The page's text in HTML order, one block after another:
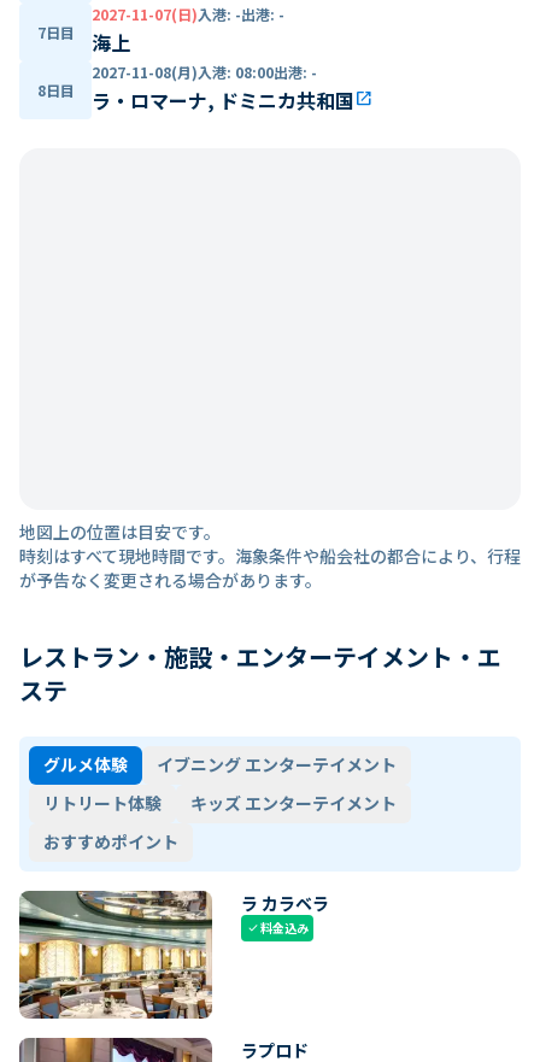
7日目
2027-11-07(日)入港: -出港: -
海上
8日目
2027-11-08(月)入港: 08:00出港: -
ラ・ロマーナ, ドミニカ共和国open_in_new
地図上の位置は目安です。
時刻はすべて現地時間です。海象条件や船会社の都合により、行程
が予告なく変更される場合があります。
レストラン・施設・エンターテイメント・エ
ステ
グルメ体験
イブニング エンターテイメント
リトリート体験
キッズ エンターテイメント
おすすめポイント
ラ カラベラ
check料金込み
ラプロド